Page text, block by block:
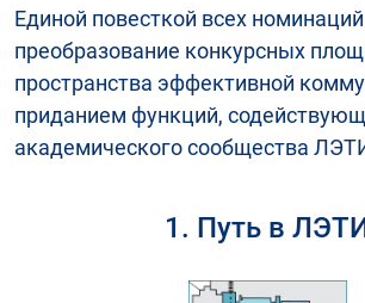
Единой повесткой всех
преобразование конкурсных
пространства эффективной
приданием функций,
академического сообщества
1. Путь в